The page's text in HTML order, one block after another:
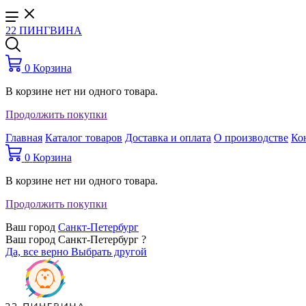
22 ПИНГВИНА
0 Корзина
В корзине нет ни одного товара.
Продолжить покупки
Главная Каталог товаров Доставка и оплата О производстве
0 Корзина
В корзине нет ни одного товара.
Продолжить покупки
Ваш город Санкт-Петербург
Ваш город Санкт-Петербург ?
Да, все верно Выбрать другой